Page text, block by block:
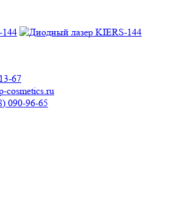
67
cosmetics.ru
090-96-65